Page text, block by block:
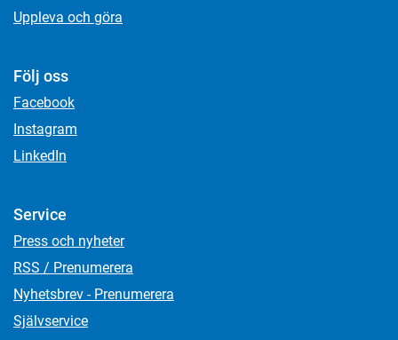
Uppleva och göra
Följ oss
Facebook
Instagram
LinkedIn
Service
Press och nyheter
RSS / Prenumerera
Nyhetsbrev - Prenumerera
Självservice